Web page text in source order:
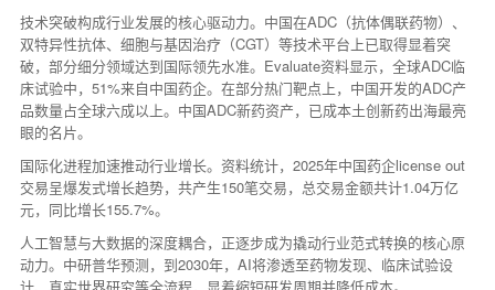
技术突破构成行业发展的核心驱动力。中国在ADC（抗体偶联药物）、
双特异性抗体、细胞与基因治疗（CGT）等技术平台上已取得显着突
破，部分细分领域达到国际领先水准。Evaluate资料显示，全球ADC临
床试验中，51%来自中国药企。在部分热门靶点上，中国开发的ADC产
品数量占全球六成以上。中国ADC新药资产，已成本土创新药出海最亮
眼的名片。
国际化进程加速推动行业增长。资料统计，2025年中国药企license out
交易呈爆发式增长趋势，共产生150笔交易，总交易金额共计1.04万亿
元，同比增长155.7%。
人工智慧与大数据的深度耦合，正逐步成为撬动行业范式转换的核心原
动力。中研普华预测，到2030年，AI将渗透至药物发现、临床试验设